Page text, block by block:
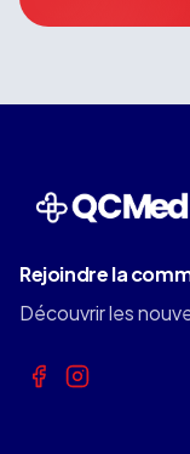
Rejoindre la
Découvrir les